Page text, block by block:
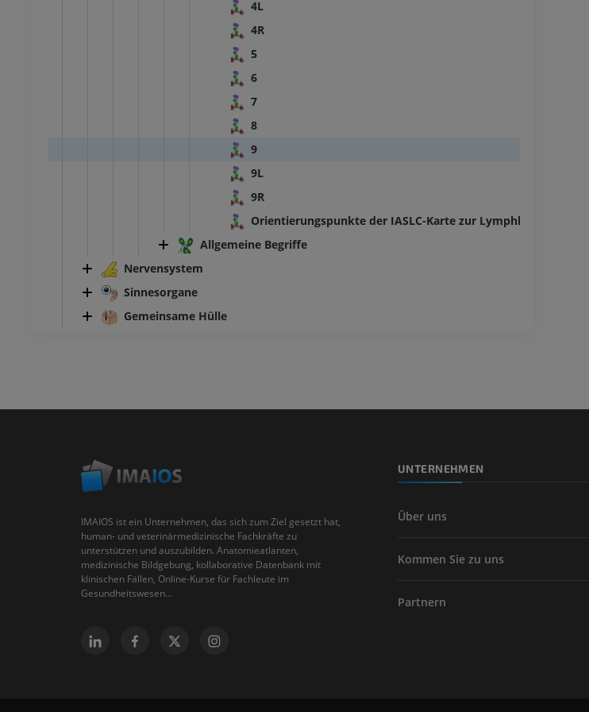
4L
4R
5
6
7
8
9
9L
9R
Orientierungspunkte der IASLC-Karte zur
Allgemeine Begriffe
Nervensystem
Sinnesorgane
Gemeinsame Hülle
PREMIUM
IMAIOS ist ein Unternehmen, das sich zum Ziel gesetzt hat,
human- und veterinärmedizinische Fachkräfte zu
unterstützen und auszubilden. Anatomieatlanten,
medizinische Bildgebung, kollaborative Datenbank mit
klinischen Fällen, Online-Kurse für Fachleute im
Gesundheitswesen...
UNTERNEHMEN
Über uns
Kommen Sie zu uns
Partnern